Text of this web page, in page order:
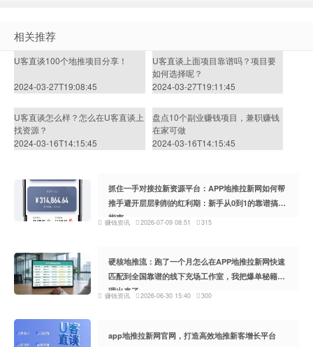
相关推荐
U客直谈100个地推项目分享！
2024-03-27T19:08:45
U客直谈上面项目靠谱吗？项目要
如何选择呢？
2024-03-27T19:11:45
U客直谈怎么样？怎么在U客直谈上
找资源？
2024-03-16T14:15:45
盘点10个副业赚钱项目，兼职赚钱
在家可做
2024-03-16T14:15:45
抓住一手对接拉新资源平台：APP地推拉新网如何帮
推手避开层层剥削的红利期：新手从0到1的靠谱搞钱
指南
赚钱资讯 2026-07-09 08:51 315
硬核地推流：跑了一个月怎么在APP地推拉新网快速
匹配到全国靠谱的线下充场工作室，我把爆单秘籍整
理出来了
赚钱资讯 2026-06-30 15:40 300
app地推拉新网官网，打造高效地推新客增长平台